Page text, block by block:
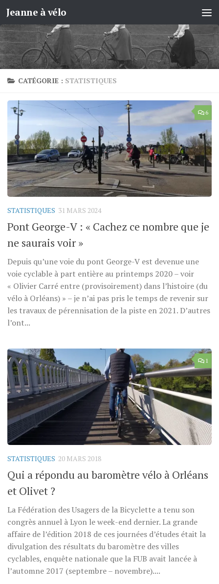
Skip to content
Jeanne à vélo
CATÉGORIE : STATISTIQUES
6
STATISTIQUES 31 MARS 2024
Pont George-V : « Cachez ce nombre que je
ne saurais voir »
Depuis qu’une voie du pont George-V est devenue une
voie cyclable à part entière au printemps 2020 – voir
« Olivier Carré entre (provisoirement) dans l’histoire (du
vélo à Orléans) » – je n’ai pas pris le temps de revenir sur
les travaux de pérennisation de la piste en 2021. D’autres
l’ont...
1
STATISTIQUES 20 MARS 2018
Qui a répondu au baromètre vélo à Orléans
et Olivet ?
La Fédération des Usagers de la Bicyclette a tenu son
congrès annuel à Lyon le week-end dernier. La grande
affaire de l’édition 2018 de ces journées d’études était la
divulgation des résultats du baromètre des villes
cyclables, enquête nationale que la FUB avait lancée à
l’automne 2017 (septembre – novembre)....